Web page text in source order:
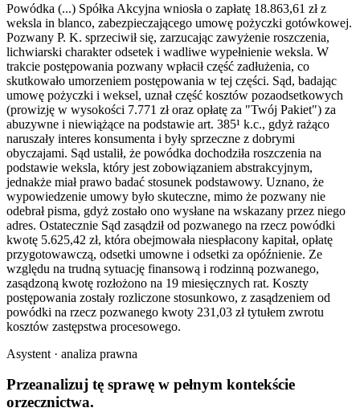
Powódka (...) Spółka Akcyjna wniosła o zapłatę 18.863,61 zł z
weksla in blanco, zabezpieczającego umowę pożyczki gotówkowej.
Pozwany P. K. sprzeciwił się, zarzucając zawyżenie roszczenia,
lichwiarski charakter odsetek i wadliwe wypełnienie weksla. W
trakcie postępowania pozwany wpłacił część zadłużenia, co
skutkowało umorzeniem postępowania w tej części. Sąd, badając
umowę pożyczki i weksel, uznał część kosztów pozaodsetkowych
(prowizję w wysokości 7.771 zł oraz opłatę za "Twój Pakiet") za
abuzywne i niewiążące na podstawie art. 385¹ k.c., gdyż rażąco
naruszały interes konsumenta i były sprzeczne z dobrymi
obyczajami. Sąd ustalił, że powódka dochodziła roszczenia na
podstawie weksla, który jest zobowiązaniem abstrakcyjnym,
jednakże miał prawo badać stosunek podstawowy. Uznano, że
wypowiedzenie umowy było skuteczne, mimo że pozwany nie
odebrał pisma, gdyż zostało ono wysłane na wskazany przez niego
adres. Ostatecznie Sąd zasądził od pozwanego na rzecz powódki
kwotę 5.625,42 zł, która obejmowała niespłacony kapitał, opłatę
przygotowawczą, odsetki umowne i odsetki za opóźnienie. Ze
względu na trudną sytuację finansową i rodzinną pozwanego,
zasądzoną kwotę rozłożono na 19 miesięcznych rat. Koszty
postępowania zostały rozliczone stosunkowo, z zasądzeniem od
powódki na rzecz pozwanego kwoty 231,03 zł tytułem zwrotu
kosztów zastępstwa procesowego.
Asystent · analiza prawna
Przeanalizuj tę sprawę w pełnym kontekście
orzecznictwa.